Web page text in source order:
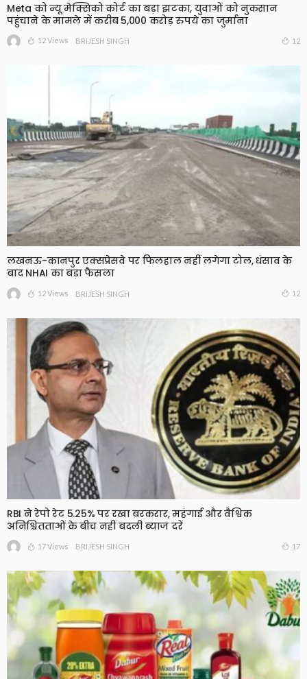
Meta को न्यू मेक्सिको कोर्ट का बड़ा झटका, युवाओं को नुकसान
पहुंचाने के मामले में करीब 5,000 करोड़ रुपये का जुर्माना
12 Views BRIJESH SINGH 12
लखनऊ-कानपुर एक्सप्रेसवे पर फिलहाल नहीं लगेगा टोल, धंसाव के
बाद NHAI का बड़ा फैसला
12 Views BRIJESH SINGH 12
RBI ने रेपो रेट 5.25% पर रखा बरकरार, महंगाई और वैश्विक
अनिश्चितताओं के बीच नहीं बदली ब्याज दरें
17 Views BRIJESH SINGH 17